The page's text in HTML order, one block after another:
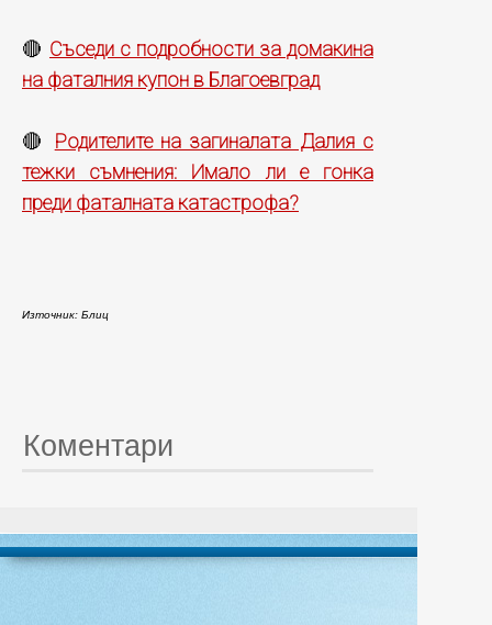
🔴 Съседи с подробности за домакина
на фаталния купон в Благоевград
🔴 Родителите на загиналата Далия с
тежки съмнения: Имало ли е гонка
преди фаталната катастрофа?
Източник: Блиц
Коментари